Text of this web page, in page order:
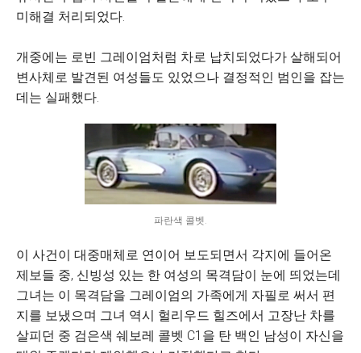
미해결 처리되었다.
개중에는 로빈 그레이엄처럼 차로 납치되었다가 살해되어
변사체로 발견된 여성들도 있었으나 결정적인 범인을 잡는
데는 실패했다.
파란색 콜벳.
이 사건이 대중매체로 연이어 보도되면서 각지에 들어온
제보들 중, 신빙성 있는 한 여성의 목격담이 눈에 띄었는데
그녀는 이 목격담을 그레이엄의 가족에게 자필로 써서 편
지를 보냈으며 그녀 역시 헐리우드 힐즈에서 고장난 차를
살피던 중 검은색 쉐보레 콜벳 C1을 탄 백인 남성이 자신을